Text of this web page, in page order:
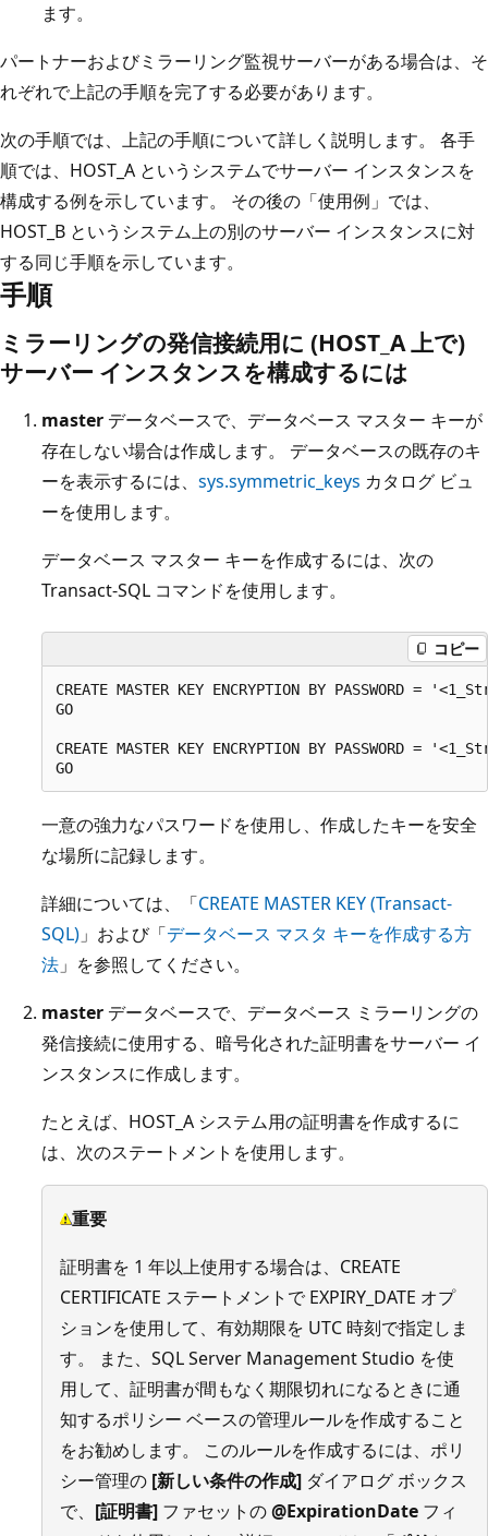
ます。
パートナーおよびミラーリング監視サーバーがある場合は、そ
れぞれで上記の手順を完了する必要があります。
次の手順では、上記の手順について詳しく説明します。 各手
順では、HOST_A というシステムでサーバー インスタンスを
構成する例を示しています。 その後の「使用例」では、
HOST_B というシステム上の別のサーバー インスタンスに対
する同じ手順を示しています。
手順
ミラーリングの発信接続用に (HOST_A 上で)
サーバー インスタンスを構成するには
master データベースで、データベース マスター キーが
存在しない場合は作成します。 データベースの既存のキ
ーを表示するには、 sys.symmetric_keys カタログ ビュ
ーを使用します。
データベース マスター キーを作成するには、次の
Transact-SQL コマンドを使用します。
コピー
CREATE MASTER KEY ENCRYPTION BY PASSWORD =
GO
CREATE MASTER KEY ENCRYPTION BY PASSWORD =
一意の強力なパスワードを使用し、作成したキーを安全
な場所に記録します。
詳細については、「CREATE MASTER KEY (Transact-
SQL) 」および「データベース マスタ キーを作成する方
法 」を参照してください。
master データベースで、データベース ミラーリングの
発信接続に使用する、暗号化された証明書をサーバー イ
ンスタンスに作成します。
たとえば、HOST_A システム用の証明書を作成するに
は、次のステートメントを使用します。
重要
証明書を 1 年以上使用する場合は、CREATE
CERTIFICATE ステートメントで EXPIRY_DATE オプ
ションを使用して、有効期限を UTC 時刻で指定しま
す。 また、SQL Server Management Studio を使
用して、証明書が間もなく期限切れになるときに通
知するポリシー ベースの管理ルールを作成すること
をお勧めします。 このルールを作成するには、ポリ
シー管理の [新しい条件の作成] ダイアログ ボックス
で、 [証明書] ファセットの@ExpirationDate フィ